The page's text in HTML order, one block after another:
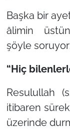
Başka bir
âlimin
şöyle
“Hiç
Resulullah
itibaren
üzerinde